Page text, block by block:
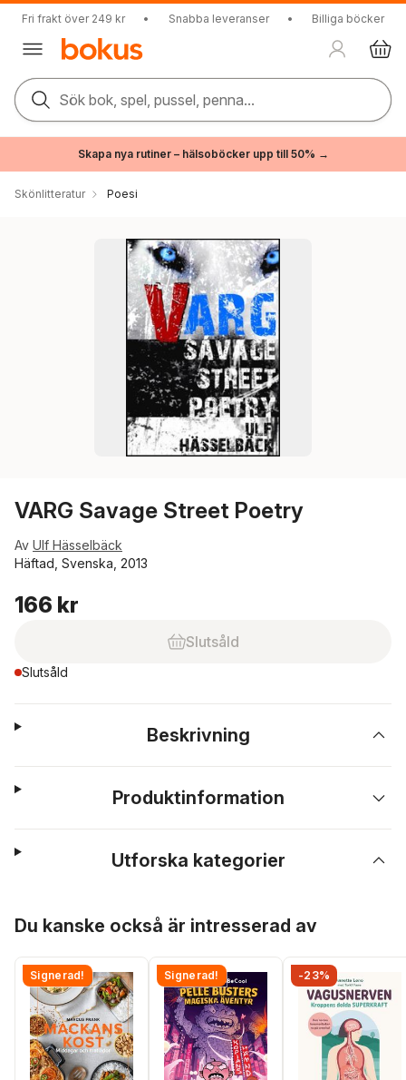
Fri frakt över 249 kr • Snabba leveranser • Billiga böcker
Sök bok, spel, pussel, penna...
Skapa nya rutiner – hälsoböcker upp till 50% →
Skönlitteratur Poesi
VARG Savage Street Poetry
Av Ulf Hässelbäck
Häftad, Svenska, 2013
166 kr
Slutsåld
Slutsåld
Beskrivning
Produktinformation
Utforska kategorier
Du kanske också är intresserad av
Signerad! Signerad! -23%